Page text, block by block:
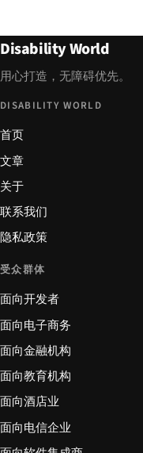
Disability World
用心打造，无障碍优先。
DISABILITY WORLD
首页
文章
关于
联系我们
隐私政策
受众群体
面向开发者
面向电子商务
面向金融机构
面向教育机构
面向酒店业
面向电信企业